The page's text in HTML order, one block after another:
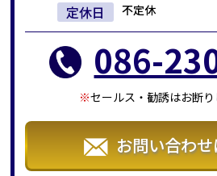
定休日 不定休
086-
セールス・勧誘はお断
お問い合わ